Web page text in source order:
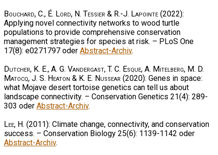
Bouchard, C., É. Lord, N. Tessier & R.-J. Lapointe (2022):
Applying novel connectivity networks to wood turtle
populations to provide comprehensive conservation
management strategies for species at risk. – PLoS One
17(8): e0271797 oder Abstract-Archiv.
Dutcher, K. E., A. G. Vandergast, T. C. Esque, A. Mitelberg, M. D.
Matocq, J. S. Heaton & K. E. Nussear (2020): Genes in space:
what Mojave desert tortoise genetics can tell us about
landscape connectivity. – Conservation Genetics 21(4): 289-
303 oder Abstract-Archiv.
Lee, H. (2011): Climate change, connectivity, and conservation
success. – Conservation Biology 25(6): 1139-1142 oder
Abstract-Archiv.